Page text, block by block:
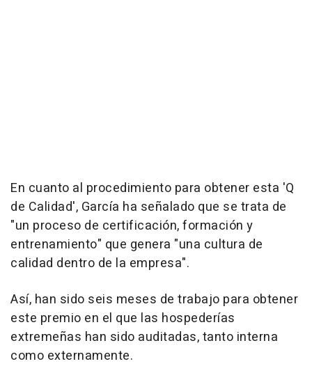
En cuanto al procedimiento para obtener esta 'Q
de Calidad', García ha señalado que se trata de
"un proceso de certificación, formación y
entrenamiento" que genera "una cultura de
calidad dentro de la empresa".
Así, han sido seis meses de trabajo para obtener
este premio en el que las hospederías
extremeñas han sido auditadas, tanto interna
como externamente.